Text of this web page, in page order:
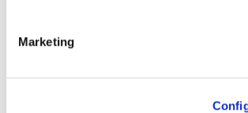
Marketing